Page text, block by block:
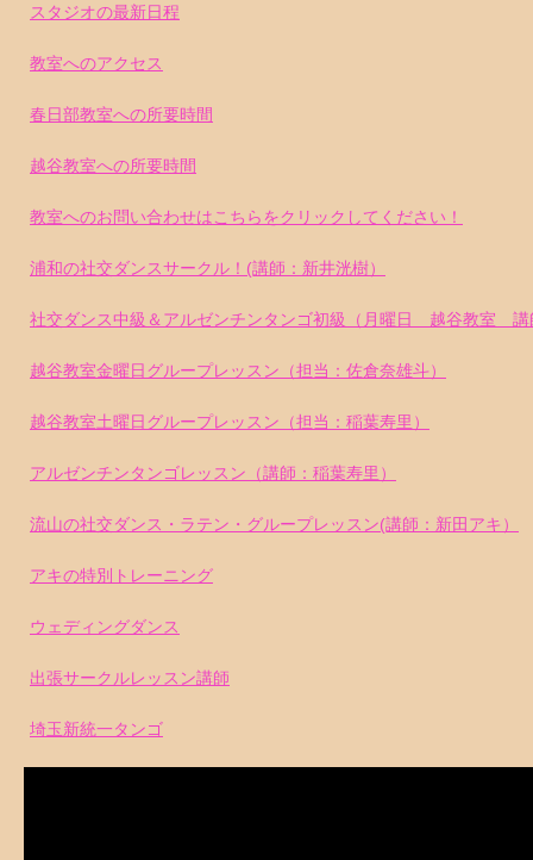
スタジオの最新日程
教室へのアクセス
春日部教室への所要時間
越谷教室への所要時間
教室へのお問い合わせはこちらをクリックしてください！
浦和の社交ダンスサークル！(講師：新井洸樹）
社交ダンス中級＆アルゼンチンタンゴ初級（月曜日 越谷教室 講
越谷教室金曜日グループレッスン（担当：佐倉奈雄斗）
越谷教室土曜日グループレッスン（担当：稲葉寿里）
アルゼンチンタンゴレッスン（講師：稲葉寿里）
流山の社交ダンス・ラテン・グループレッスン(講師：新田アキ）
アキの特別トレーニング
ウェディングダンス
出張サークルレッスン講師
埼玉新統一タンゴ